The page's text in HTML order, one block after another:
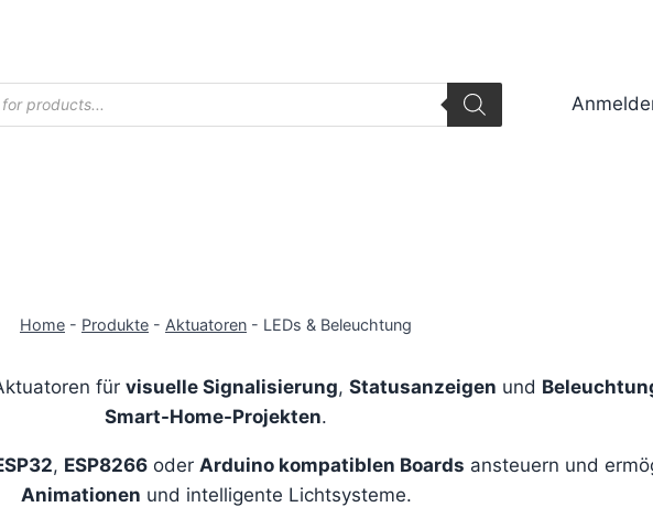
Home - Produkte - Aktuatoren - LEDs & Beleuchtung
für visuelle Signalisierung, Statusanzeigen und
Smart-Home-Projekten.
, ESP8266 oder Arduino kompatiblen Boards ansteuern und
Animationen und intelligente Lichtsysteme.